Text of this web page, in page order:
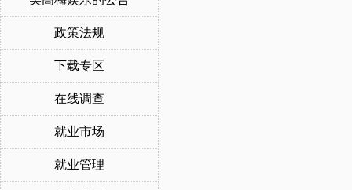
政策法规
下载专区
在线调查
就业市场
就业管理